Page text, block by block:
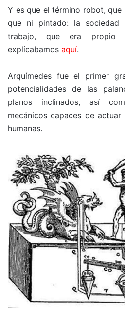
Y es que el término robot, que
que ni pintado: la sociedad
trabajo, que era propio
explícabamos aquí.
Arquímedes fue el primer
potencialidades de las
planos inclinados, así
mecánicos capaces de
humanas.